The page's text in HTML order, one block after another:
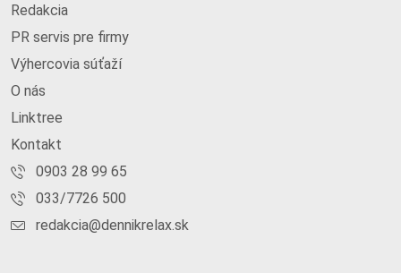
Redakcia
PR servis pre firmy
Výhercovia súťaží
O nás
Linktree
Kontakt
0903 28 99 65
033/7726 500
redakcia@dennikrelax.sk